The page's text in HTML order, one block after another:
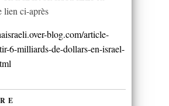
lien ci-après
blog.com/article-
6-milliards-de-dollars-en-israel-